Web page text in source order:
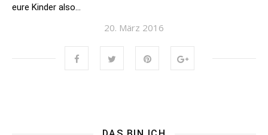
eure Kinder also…
20. März 2016